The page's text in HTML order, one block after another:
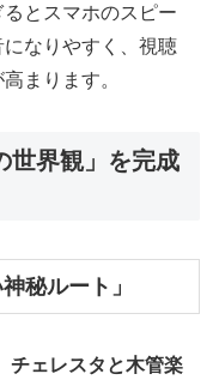
とスマホのスピー
なりやすく、視聴
まります。
世界観」を完成
秘ルート」
チェレスタと木管楽